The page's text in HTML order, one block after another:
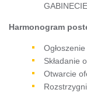
Harmonogram
Składanie
Otwarcie